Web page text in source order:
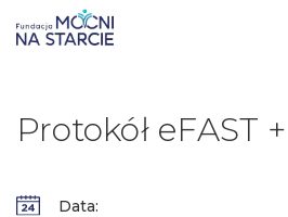
Protokół eFAST
Data: